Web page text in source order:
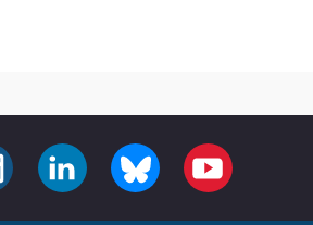
INSTAGRAMLINKEDIN BLUESKY YOUTUBE